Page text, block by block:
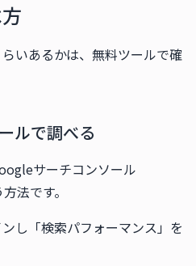
いあるかは、無料ツールで確
ルで調べる
サーチコンソール
法です。
し「検索パフォーマンス」を